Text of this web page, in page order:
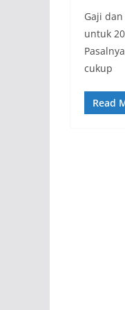
Gaji
untuk
cukup
Read